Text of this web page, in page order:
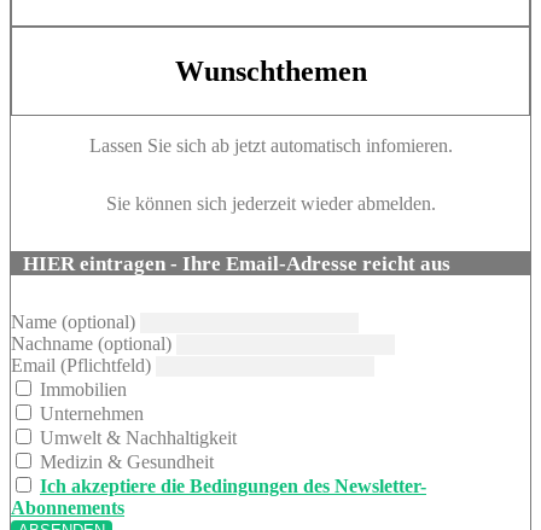
Wunschthemen
Lassen Sie sich ab jetzt automatisch infomieren.
Sie können sich jederzeit wieder abmelden.
HIER eintragen - Ihre Email-Adresse reicht aus
Name (optional)
Nachname (optional)
Email (Pflichtfeld)
Immobilien
Unternehmen
Umwelt & Nachhaltigkeit
Medizin & Gesundheit
Ich akzeptiere die Bedingungen des Newsletter-
Abonnements